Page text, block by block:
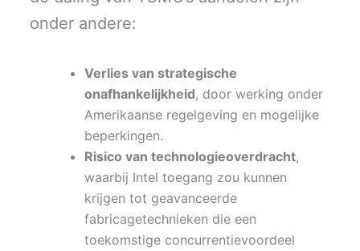
onder andere:
Verlies van strategische
onafhankelijkheid, door werking onder
Amerikaanse regelgeving en mogelijke
beperkingen.
Risico van technologieoverdracht,
waarbij Intel toegang zou kunnen
krijgen tot geavanceerde
fabricagetechnieken die een
toekomstige concurrentievoordeel